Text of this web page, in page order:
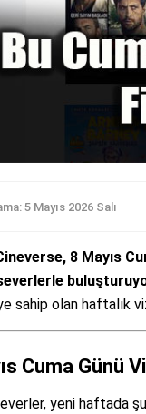
5 Mayıs 2026 Salı
8 Mayıs
sahip olan haftalık
Cuma Günü
yeni haftada